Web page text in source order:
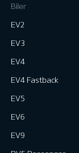
Biler
EV2
EV3
EV4
EV4 Fastback
EV5
EV6
EV9